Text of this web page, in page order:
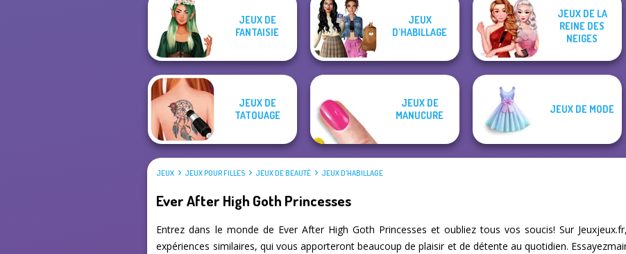
Centaur
Princesses
Zombie
Romance
Little Red Riding
Hood
Manga Creator
Vampire Hunter
P...
Victorian Alice Battle Maidens
JEUX DE
FANTAISIE
JEUX
D'HABILLAGE
JEUX DE LA
REINE DES
NEIGES
JEUX DE
TATOUAGE
JEUX DE
MANUCURE
JEUX DE MODE
JEUX JEUX POUR FILLES JEUX DE BEAUTÉ JEUX D'HABILLAGE
Ever After High Goth Princesses
Entrez dans le monde de Ever After High Goth Princesses et oubliez tous vos soucis! Sur
expériences similaires, qui vous apporteront beaucoup de plaisir et de détente au quotidien.